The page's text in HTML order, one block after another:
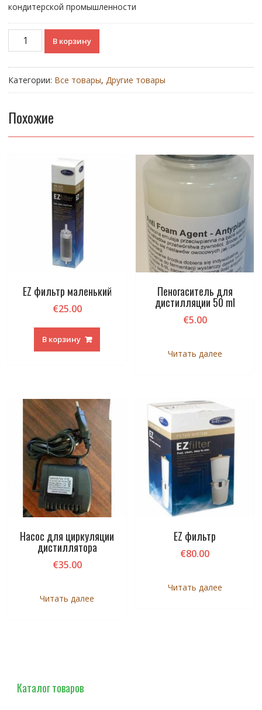
кондитерской промышленности
Количество
товара
В корзину
Категории: Все товары, Другие товары
Похожие
EZ фильтр маленький
€25.00
В корзину
Пеногаситель для
дистилляции 50 ml
€5.00
Читать далее
Насос для циркуляции
дистиллятора
€35.00
Читать далее
EZ фильтр
€80.00
Читать далее
Каталог товаров